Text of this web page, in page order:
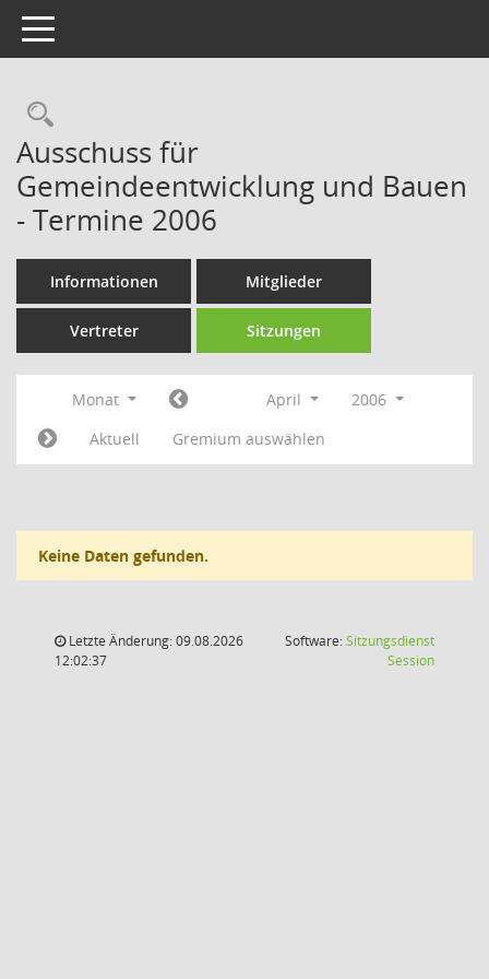
Toggle navigation
Rechercheauswahl
Ausschuss für
Gemeindeentwicklung und Bauen
- Termine 2006
Informationen Mitglieder
Vertreter Sitzungen
Monat April
2006
Aktuell
Gremium auswählen
Keine Daten gefunden.
Letzte Änderung: 09.08.2026
12:02:37
Software:Sitzungsdienst
Session(Wird in